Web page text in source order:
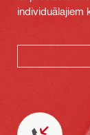
individuālajiem